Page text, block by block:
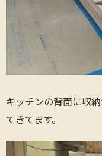
キッチンの背面に収
てきてます。